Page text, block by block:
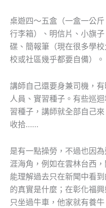
桌遊四～五盒（一盒一公
行李箱）、明信片、小旗
碟、簡報筆（現在很多學
校或社區幾乎都要自備）。
講師自己還要身兼司機，
人員、實習種子。有些巡
習種子，講師就全部自己
收拾……
是有一點操勞，不過也因
涯海角，例如在雲林台西
能理解過去只在新聞中看
的真實是什麼；在彰化福
只坐過牛車，他家就有養